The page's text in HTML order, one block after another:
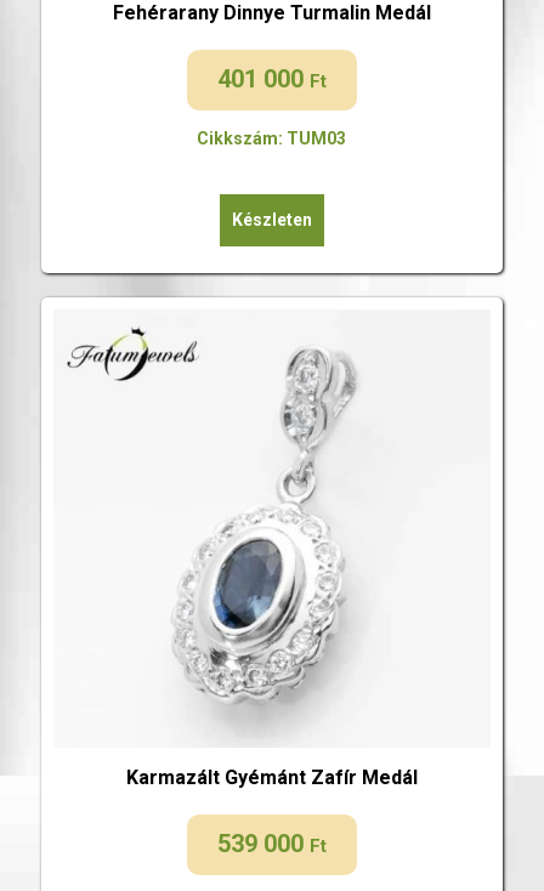
Fehérarany Dinnye Turmalin Medál
401 000 Ft
Cikkszám: TUM03
Készleten
Karmazált Gyémánt Zafír Medál
539 000 Ft